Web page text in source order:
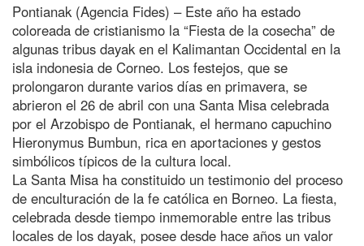
Pontianak (Agencia Fides) – Este año ha estado
coloreada de cristianismo la “Fiesta de la cosecha” de
algunas tribus dayak en el Kalimantan Occidental en la
isla indonesia de Corneo. Los festejos, que se
prolongaron durante varios días en primavera, se
abrieron el 26 de abril con una Santa Misa celebrada
por el Arzobispo de Pontianak, el hermano capuchino
Hieronymus Bumbun, rica en aportaciones y gestos
simbólicos típicos de la cultura local.
La Santa Misa ha constituido un testimonio del proceso
de enculturación de la fe católica en Borneo. La fiesta,
celebrada desde tiempo inmemorable entre las tribus
locales de los dayak, posee desde hace años un valor